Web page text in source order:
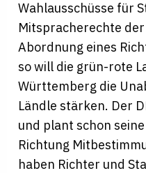
Wahlausschüsse für
Mitspracherechte
Abordnung eines
so will die grün-rote
Württemberg die
Ländle stärken. Der
und plant schon
Richtung
haben Richter und